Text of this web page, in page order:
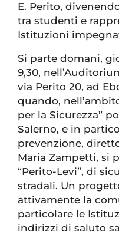
E. Perito,
tra studenti e
Istituzioni
Si parte domani,
9,30,
via Perito 20, ad
quando,
per la Sicurezza”
Salerno, e in
prevenzione,
Maria Zampetti, si
“Perito-Levi”, di
stradali. Un
attivamente la
particolare le
indirizzi di saluto